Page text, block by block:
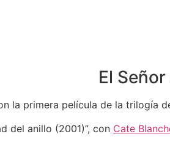
El
la primera película de la trilogía
del anillo (2001)”, con Cate